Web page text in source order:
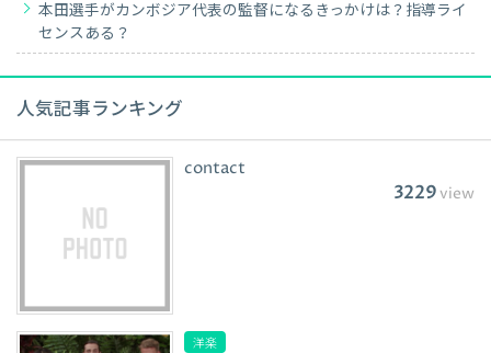
本田選手がカンボジア代表の監督になるきっかけは？指導ライ
センスある？
人気記事ランキング
contact
3229view
洋楽